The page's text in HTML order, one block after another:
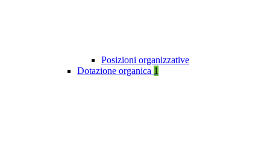
Posizioni organizzative
Dotazione organica 1